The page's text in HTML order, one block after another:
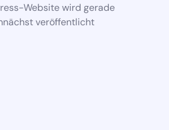
Website wird gerade
veröffentlicht